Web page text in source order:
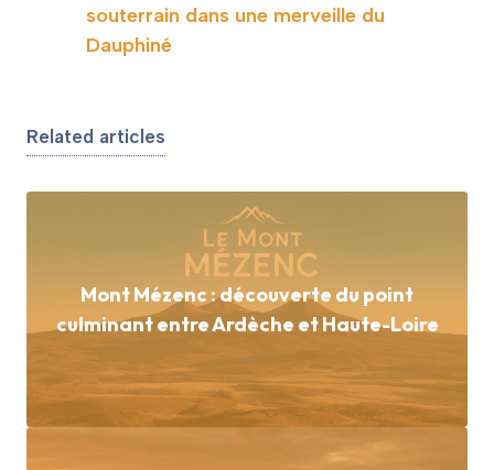
souterrain dans une merveille du
Dauphiné
Related articles
Mont Mézenc : découverte du point
culminant entre Ardèche et Haute-Loire